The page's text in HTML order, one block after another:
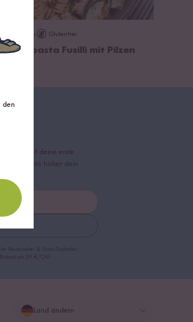
Vegan Glutenfrei
Reispasta Fusilli mit Pilzen
auf deine erste
desto höher dein
Reiskocher & Sumi Digitaler
ab 29 €/CHF
Land ändern
den